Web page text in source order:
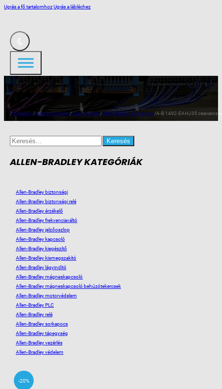
Ugrás a fő tartalomhozUgrás a lábléchez
/Webshop/Ipari automatika/Allen-Bradley/Allen-Bradley sorkapocs/A-B 1492-EAHJ35 csavaros
Search
for:
ALLEN-BRADLEY KATEGÓRIÁK
Allen-Bradley biztonsági
Allen-Bradley biztonsági relé
Allen-Bradley érzékelő
Allen-Bradley frekvenciaváltó
Allen-Bradley jelzőoszlop
Allen-Bradley kapcsoló
Allen-Bradley kiegészítő
Allen-Bradley kismegszakító
Allen-Bradley lágyindító
Allen-Bradley mágneskapcsoló
Allen-Bradley mágneskapcsoló behúzótekercsek
Allen-Bradley motorvédelem
Allen-Bradley PLC
Allen-Bradley relé
Allen-Bradley sorkapocs
Allen-Bradley tápegység
Allen-Bradley vezérlés
Allen-Bradley védelem
-20%